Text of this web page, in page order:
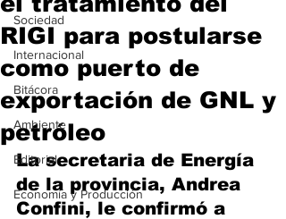
Sociedad
Internacional
Bitácora
Ambiente
Editorial
Economía y Producción
RIGI para postularse
como puerto de
exportación de GNL y
petróleo
La secretaria de Energía
de la provincia, Andrea
Confini, le confirmó a